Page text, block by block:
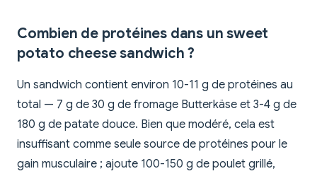
Combien de protéines dans un sweet
potato cheese sandwich ?
Un sandwich contient environ 10-11 g de protéines au
total — 7 g de 30 g de fromage Butterkäse et 3-4 g de
180 g de patate douce. Bien que modéré, cela est
insuffisant comme seule source de protéines pour le
gain musculaire ; ajoute 100-150 g de poulet grillé,